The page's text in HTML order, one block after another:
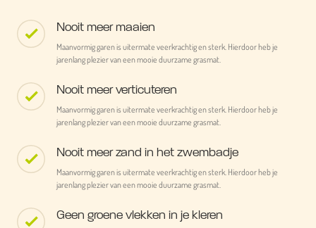
Nooit meer maaien
Maanvormig garen is uitermate veerkrachtig en sterk. Hierdoor heb je
jarenlang plezier van een mooie duurzame grasmat.
Nooit meer verticuteren
Maanvormig garen is uitermate veerkrachtig en sterk. Hierdoor heb je
jarenlang plezier van een mooie duurzame grasmat.
Nooit meer zand in het zwembadje
Maanvormig garen is uitermate veerkrachtig en sterk. Hierdoor heb je
jarenlang plezier van een mooie duurzame grasmat.
Geen groene vlekken in je kleren